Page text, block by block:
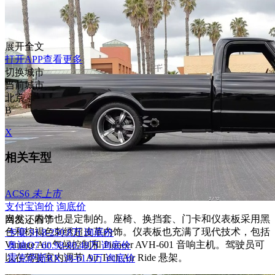
当然，内饰也是定制的。座椅、换挡套、门卡和仪表板采用黑
色和棕褐色刺绣超皮革内饰。仪表板也充满了现代技术，包括
Vintage Air 气候控制和 Pioneer AVH-601 音响主机。驾驶员可
以在驾驶室内调节 Air Tech Air Ride 悬架。
展开全文
打开APP查看更多
切换城市
当前城市
北京
B
X
相关车型
ACS6 未上市
支付宝询价 询底价
网友还看了
卡宴 91.8-250.8万 询底价
奥迪Q7 60.98-80.48万 询底价
雷克萨斯RX 38-61.9万 询底价